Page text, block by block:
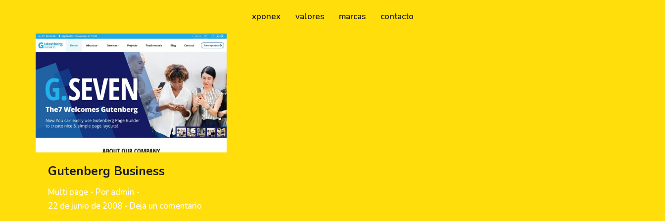
xponex valores marcas contacto
Gutenberg Business
Multi page Por admin
22 de junio de 2008
Deja un comentario